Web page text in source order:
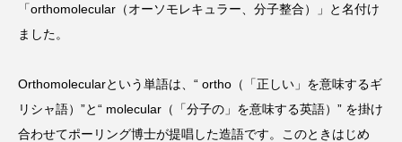
「orthomolecular（オーソモレキュラー、分子整合）」と名付け
ました。
Orthomolecularという単語は、“ ortho（「正しい」を意味するギ
リシャ語）”と“ molecular（「分子の」を意味する英語）” を掛け
合わせてポーリング博士が提唱した造語です。このときはじめ